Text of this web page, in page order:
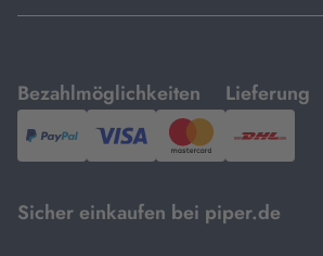
Bezahlmöglichkeiten
mit
PayPal,Visa
und
Lieferung
mit
DHL.
Sicher einkaufen bei piper.de